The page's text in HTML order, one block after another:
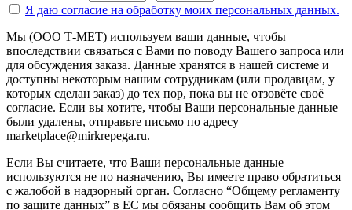
Я даю согласие на обработку моих персональных данных.
Мы (ООО Т-МЕТ) используем ваши данные, чтобы
впоследствии связаться с Вами по поводу Вашего запроса или
для обсуждения заказа. Данные хранятся в нашей системе и
доступны некоторым нашим сотрудникам (или продавцам, у
которых сделан заказ) до тех пор, пока вы не отзовёте своё
согласие. Если вы хотите, чтобы Ваши персональные данные
были удалены, отправьте письмо по адресу
marketplace@mirkrepega.ru.
Если Вы считаете, что Ваши персональные данные
используются не по назначению, Вы имеете право обратиться
с жалобой в надзорный орган. Согласно “Общему регламенту
по защите данных” в ЕС мы обязаны сообщить Вам об этом